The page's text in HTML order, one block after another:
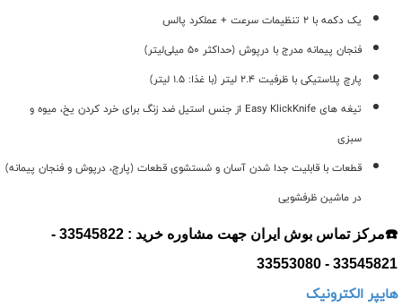
یک دکمه با 2 تنظیمات سرعت + عملکرد پالس
فنجان پیمانه مدرج با درپوش (حداکثر 50 میلی‌لیتر)
پارچ پلاستیکی با ظرفیت 2.4 لیتر (با غذا: 1.5 لیتر)
تیغه های Easy KlickKnife از جنس استیل ضد زنگ برای خرد کردن یخ، میوه و
سبزی
قطعات با قابلیت جدا شدن آسان و شستشوی قطعات (پارچ، درپوش و فنجان پیمانه)
در ماشین ظرفشویی
☎️مرکز تماس بوش ایران جهت مشاوره خرید : 33545822 -
33545821 - 33553080
هایپر الکترونیک